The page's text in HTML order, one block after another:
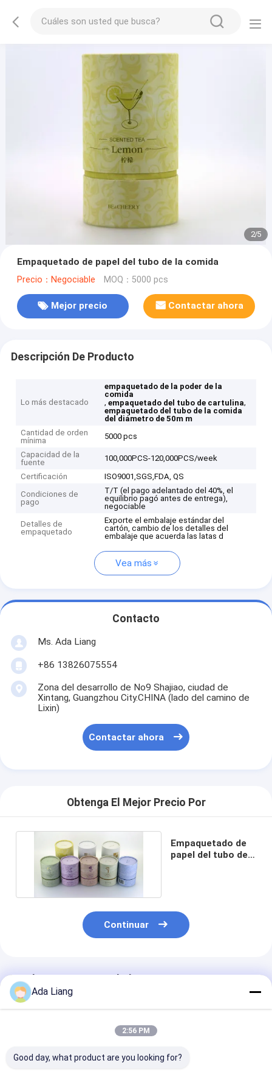
2/5
Empaquetado de papel del tubo de la comida
Precio：Negociable MOQ：5000 pcs
Mejor precio Contactar ahora
Descripción De Producto
Lo más destacado
empaquetado de la poder de la
comida
,empaquetado del tubo de cartulina,
empaquetado del tubo de la comida
del diámetro de 50m m
Cantidad de orden
mínima
5000 pcs
Capacidad de la
fuente
100,000PCS-120,000PCS/week
Certificación
ISO9001,SGS,FDA, QS
Condiciones de
pago
T/T (el pago adelantado del 40%, el
equilibrio pagó antes de entrega),
negociable
Detalles de
empaquetado
Exporte el embalaje estándar del
cartón, cambio de los detalles del
embalaje que acuerda las latas d
Vea más
Contacto
Ms. Ada Liang
+86 13826075554
Zona del desarrollo de No9 Shajiao, ciudad de
Xintang, Guangzhou City.CHINA (lado del camino de
Lixin)
Contactar ahora
Obtenga El Mejor Precio Por
Empaquetado de
papel del tubo de
Continuar
Productos Recomendados
Ada Liang
2:56 PM
Good day, what product are you looking for?